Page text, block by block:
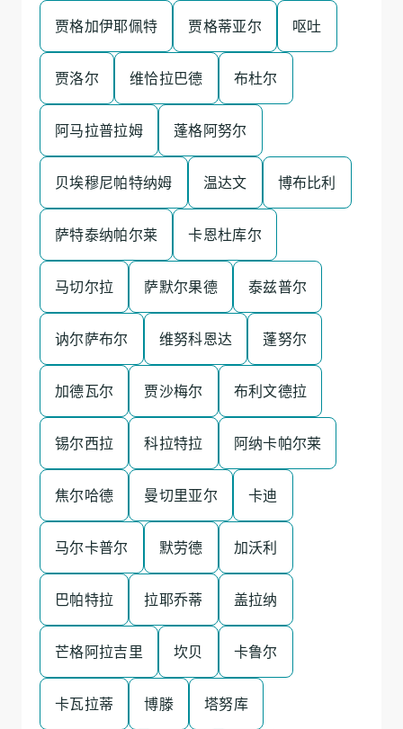
贾格加伊耶佩特 贾格蒂亚尔 呕吐
贾洛尔 维恰拉巴德 布杜尔
阿马拉普拉姆 蓬格阿努尔
贝埃穆尼帕特纳姆 温达文 博布比利
萨特泰纳帕尔莱 卡恩杜库尔
马切尔拉 萨默尔果德 泰兹普尔
讷尔萨布尔 维努科恩达 蓬努尔
加德瓦尔 贾沙梅尔 布利文德拉
锡尔西拉 科拉特拉 阿纳卡帕尔莱
焦尔哈德 曼切里亚尔 卡迪
马尔卡普尔 默劳德 加沃利
巴帕特拉 拉耶乔蒂 盖拉纳
芒格阿拉吉里 坎贝 卡鲁尔
卡瓦拉蒂 博滕 塔努库